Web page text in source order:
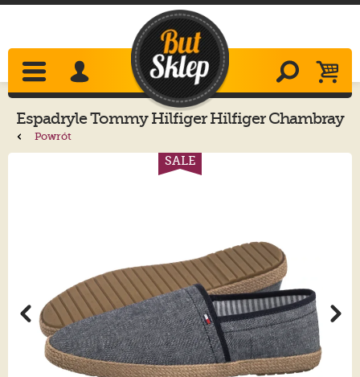
EspadryleTommy Hilfiger Hilfiger Chambray
Espadrille Desert Sky FM0FM05391 DW5
Powrót
SALE